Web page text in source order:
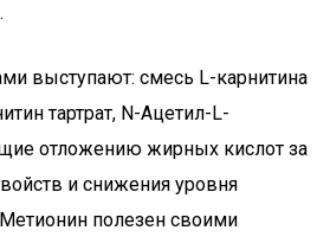
выступают: смесь L-карнитина
тартрат, N-Ацетил-L-
отложению жирных кислот за
и снижения уровня
полезен своими